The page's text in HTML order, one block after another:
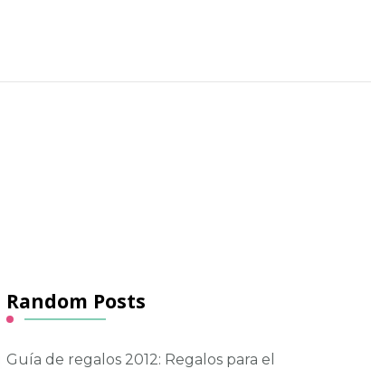
Random Posts
Guía de regalos 2012: Regalos para el